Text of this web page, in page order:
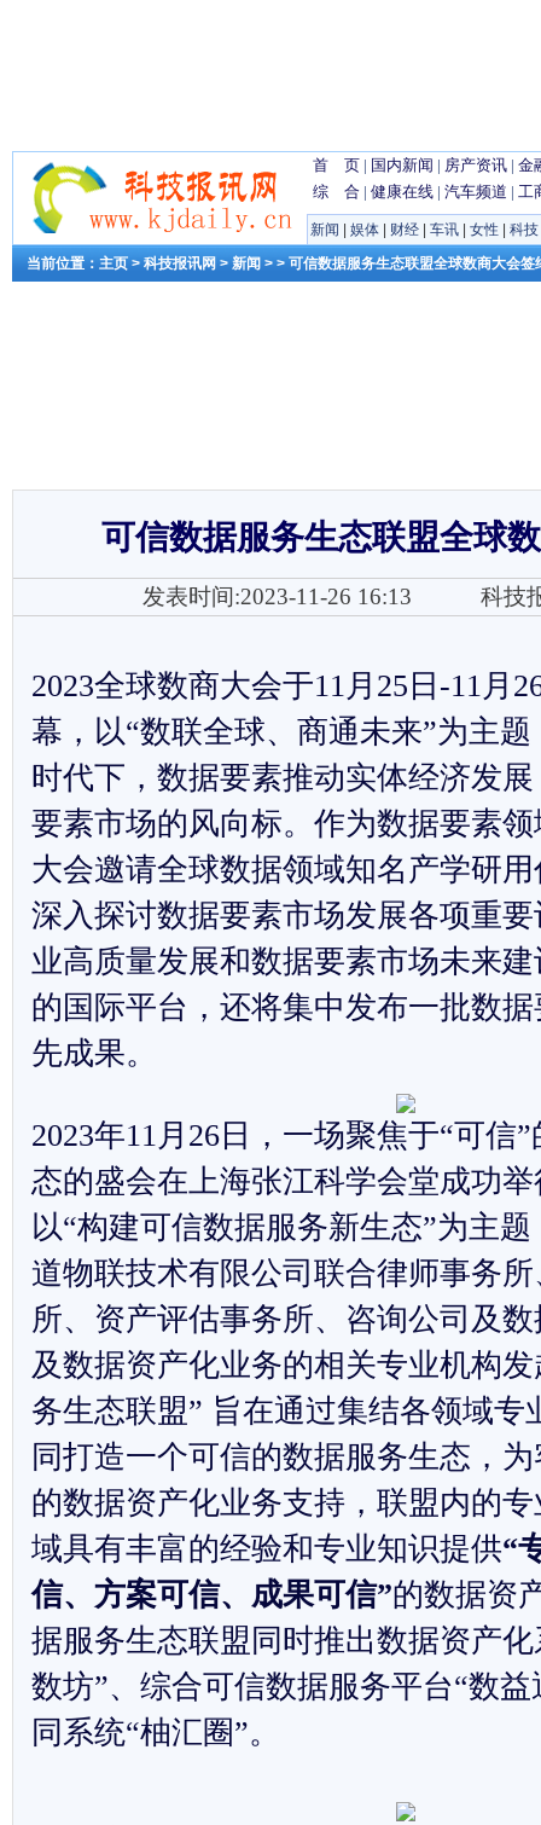
首 页 | 国内新闻 | 房产资讯 | 金
综 合 | 健康在线 | 汽车频道 | 工
新闻 娱体 财经 车讯 女性 科技
当前位置： 主页 > 科技报讯网 > 新闻 > > 可信数据服务生态联盟全球数商大会签
可信数据服务生态联盟全球
发表时间:2023-11-26 16:13 科技
2023全球数商大会于11月25日-11月
幕，以“数联全球、商通未来”为主
时代下，数据要素推动实体经济发
要素市场的风向标。作为数据要素
大会邀请全球数据领域知名产学研
深入探讨数据要素市场发展各项重
业高质量发展和数据要素市场未来
的国际平台，还将集中发布一批数
先成果。
2023年11月26日，一场聚焦于“可信
态的盛会在上海张江科学会堂成功
以“构建可信数据服务新生态”为主
道物联技术有限公司联合律师事务
所、资产评估事务所、咨询公司及
及数据资产化业务的相关专业机构
务生态联盟” 旨在通过集结各领域专
同打造一个可信的数据服务生态，
的数据资产化业务支持，联盟内的
域具有丰富的经验和专业知识提供“
信、方案可信、成果可信”的数据资
据服务生态联盟同时推出数据资产
数坊”、综合可信数据服务平台“数
同系统“柚汇圈”。